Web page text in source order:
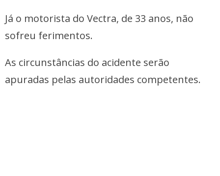
Já o motorista do Vectra, de 33 anos, não
sofreu ferimentos.
As circunstâncias do acidente serão
apuradas pelas autoridades competentes.